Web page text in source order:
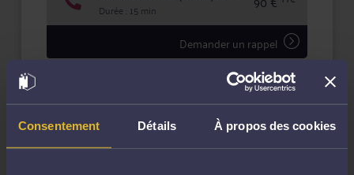
Consentement Détails À propos des cookies
Durée : 15 min
Demander un rappel
Réponse concise à votre question (moins
de 1.000 caractères)
90 €
TTC
Poser une question